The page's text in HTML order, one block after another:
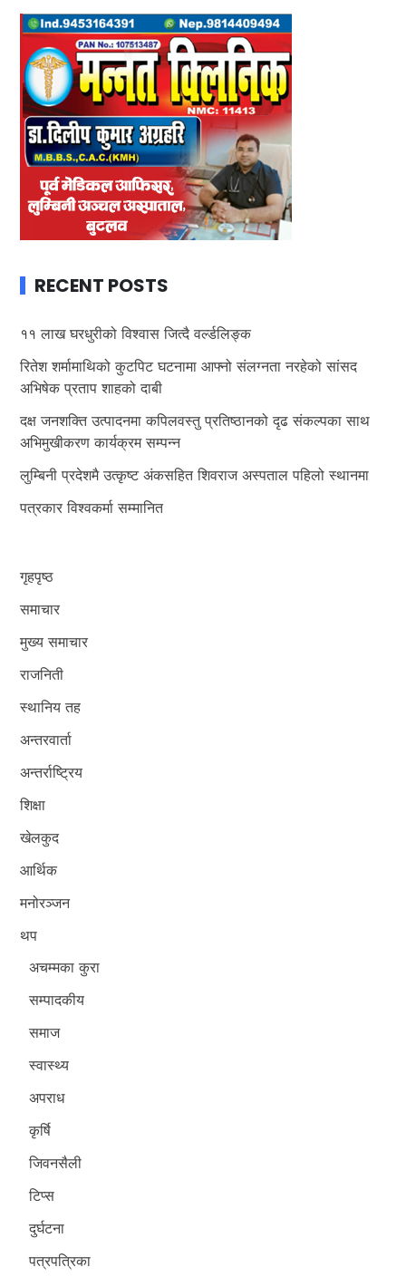
RECENT POSTS
११ लाख घरधुरीको विश्वास जित्दै वर्ल्डलिङ्क
रितेश शर्मामाथिको कुटपिट घटनामा आफ्नो संलग्नता नरहेको सांसद
अभिषेक प्रताप शाहको दाबी
दक्ष जनशक्ति उत्पादनमा कपिलवस्तु प्रतिष्ठानको दृढ संकल्पका साथ
अभिमुखीकरण कार्यक्रम सम्पन्न
लुम्बिनी प्रदेशमै उत्कृष्ट अंकसहित शिवराज अस्पताल पहिलो स्थानमा
पत्रकार विश्वकर्मा सम्मानित
गृहपृष्ठ
समाचार
मुख्य समाचार
राजनिती
स्थानिय तह
अन्तरवार्ता
अन्तर्राष्ट्रिय
शिक्षा
खेलकुद
आर्थिक
मनोरञ्जन
थप
अचम्मका कुरा
सम्पादकीय
समाज
स्वास्थ्य
अपराध
कृर्षि
जिवनसैली
टिप्स
दुर्घटना
पत्रपत्रिका